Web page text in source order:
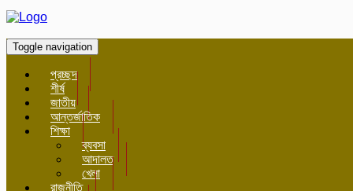
Toggle navigation
প্রচ্ছদ
শীর্ষ
জাতীয়
আন্তর্জাতিক
শিক্ষা
ব্যবসা
আদালত
খেলা
রাজনীতি